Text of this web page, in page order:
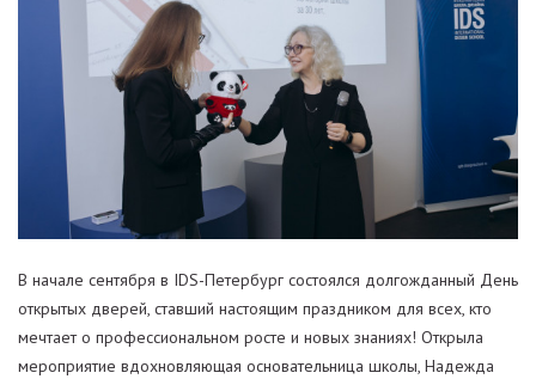
В начале сентября в IDS-Петербург состоялся долгожданный День
открытых дверей, ставший настоящим праздником для всех, кто
мечтает о профессиональном росте и новых знаниях! Открыла
мероприятие вдохновляющая основательница школы, Надежда